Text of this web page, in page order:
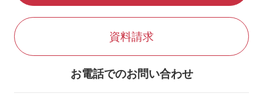
資料請求
お電話でのお問い合わせ